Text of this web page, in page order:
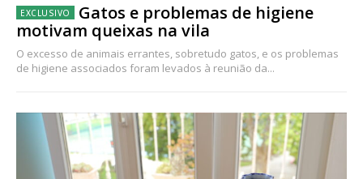
Gatos e problemas de higiene
motivam queixas na vila
O excesso de animais errantes, sobretudo gatos, e os problemas
de higiene associados foram levados à reunião da...